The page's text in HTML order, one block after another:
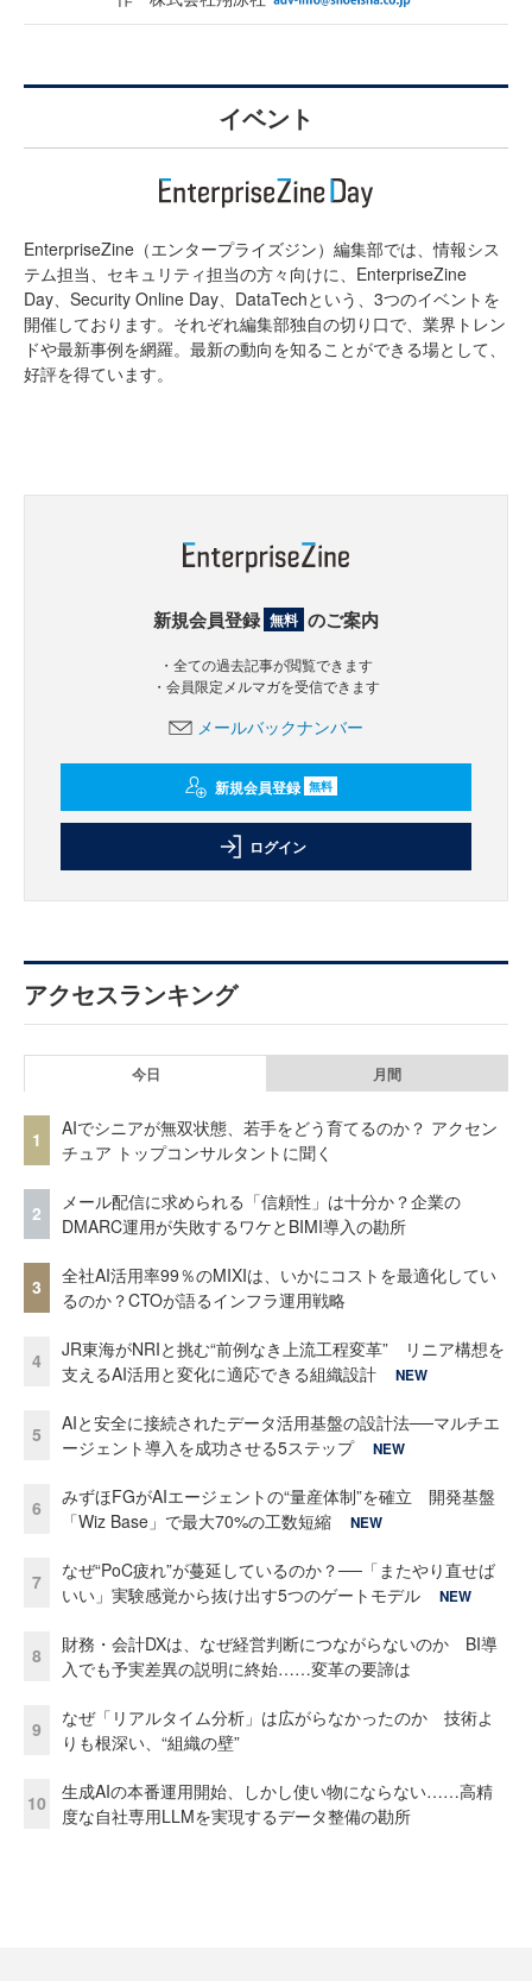
イベント
EnterpriseZine（エンタープライズジン）編集部では、情報シス
テム担当、セキュリティ担当の方々向けに、EnterpriseZine
Day、Security Online Day、DataTechという、3つのイベントを
開催しております。それぞれ編集部独自の切り口で、業界トレン
ドや最新事例を網羅。最新の動向を知ることができる場として、
好評を得ています。
新規会員登録 無料 のご案内
・全ての過去記事が閲覧できます
・会員限定メルマガを受信できます
メールバックナンバー
新規会員登録 無料
ログイン
アクセスランキング
今日 月間
1
AIでシニアが無双状態、若手をどう育てるのか？ アクセン
チュア トップコンサルタントに聞く
2
メール配信に求められる「信頼性」は十分か？企業の
DMARC運用が失敗するワケとBIMI導入の勘所
3
全社AI活用率99％のMIXIは、いかにコストを最適化してい
るのか？CTOが語るインフラ運用戦略
4
JR東海がNRIと挑む“前例なき上流工程変革” リニア構想を
支えるAI活用と変化に適応できる組織設計
NEW
5
AIと安全に接続されたデータ活用基盤の設計法──マルチエ
ージェント導入を成功させる5ステップ
NEW
6
みずほFGがAIエージェントの“量産体制”を確立 開発基盤
「Wiz Base」で最大70%の工数短縮
NEW
7
なぜ“PoC疲れ”が蔓延しているのか？──「またやり直せば
いい」実験感覚から抜け出す5つのゲートモデル
NEW
8
財務・会計DXは、なぜ経営判断につながらないのか BI導
入でも予実差異の説明に終始……変革の要諦は
9
なぜ「リアルタイム分析」は広がらなかったのか 技術よ
りも根深い、“組織の壁”
10
生成AIの本番運用開始、しかし使い物にならない……高精
度な自社専用LLMを実現するデータ整備の勘所